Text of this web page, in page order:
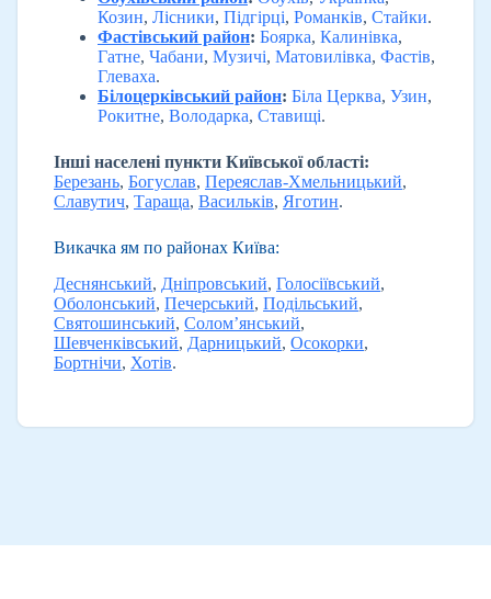
Козин, Лісники, Підгірці, Романків, Стайки.
Фастівський район: Боярка, Калинівка,
Гатне, Чабани, Музичі, Матовилівка, Фастів,
Глеваха.
Білоцерківський район: Біла Церква, Узин,
Рокитне, Володарка, Ставищі.
Інші населені пункти Київської області:
Березань, Богуслав, Переяслав-Хмельницький,
Славутич, Тараща, Васильків, Яготин.
Викачка ям по районах Київа:
Деснянський, Дніпровський, Голосіївський,
Оболонський, Печерський, Подільський,
Святошинський, Солом’янський,
Шевченківський, Дарницький, Осокорки,
Бортнічи, Хотів.